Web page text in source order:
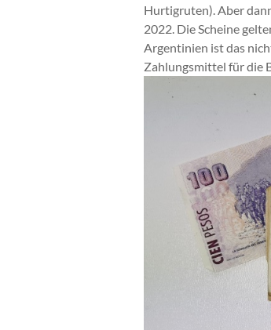
Hurtigruten). Aber
2022. Die Scheine
Argentinien ist das
Zahlungsmittel für die